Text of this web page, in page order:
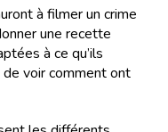
à filmer un crime
une recette
à ce qu’ils
voir comment ont